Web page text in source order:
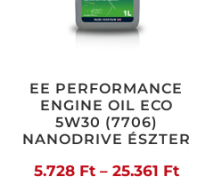
EE PERFORMANCE
ENGINE OIL ECO
5W30 (7706)
NANODRIVE ÉSZTER
5.728 Ft – 25.361 Ft